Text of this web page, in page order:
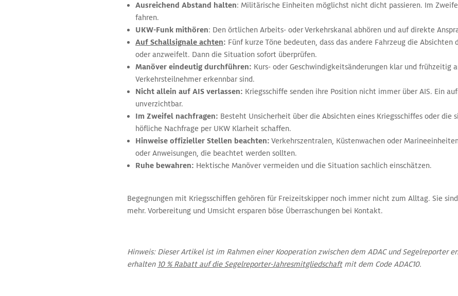
Ausreichend Abstand halten: Militärische Einheiten möglichst nicht dicht passieren. Im
fahren.
UKW-Funk mithören: Den örtlichen Arbeits- oder Verkehrskanal abhören und auf direkte
Auf Schallsignale achten: Fünf kurze Töne bedeuten, dass das andere Fahrzeug die Absichten
oder anzweifelt. Dann die Situation sofort überprüfen.
Manöver eindeutig durchführen: Kurs- oder Geschwindigkeitsänderungen klar und frühzeitig
Verkehrsteilnehmer erkennbar sind.
Nicht allein auf AIS verlassen: Kriegsschiffe senden ihre Position nicht immer über AIS. Ein
unverzichtbar.
Im Zweifel nachfragen: Besteht Unsicherheit über die Absichten eines Kriegsschiffes oder die
höfliche Nachfrage per UKW Klarheit schaffen.
Hinweise offizieller Stellen beachten: Verkehrszentralen, Küstenwachen oder
oder Anweisungen, die beachtet werden sollten.
Ruhe bewahren: Hektische Manöver vermeiden und die Situation sachlich einschätzen.
Begegnungen mit Kriegsschiffen gehören für Freizeitskipper noch immer nicht zum Alltag. Sie
mehr. Vorbereitung und Umsicht ersparen böse Überraschungen bei Kontakt.
Hinweis: Dieser Artikel ist im Rahmen einer Kooperation zwischen dem ADAC und Segelreporter
erhalten 10 % Rabatt auf die Segelreporter-Jahresmitgliedschaftmit dem Code ADAC10.